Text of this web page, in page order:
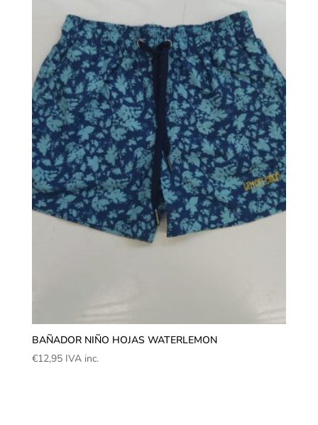
BAÑADOR NIÑO HOJAS WATERLEMON
€12,95 IVA inc.